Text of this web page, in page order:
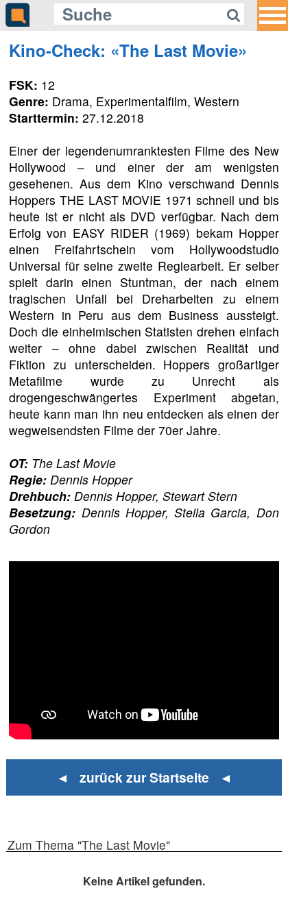
Kino-Check: «The Last Movie»
FSK: 12
Genre: Drama, Experimentalfilm, Western
Starttermin: 27.12.2018
Einer der legendenumranktesten Filme des New
Hollywood – und einer der am wenigsten
gesehenen. Aus dem Kino verschwand Dennis
Hoppers THE LAST MOVIE 1971 schnell und bis
heute ist er nicht als DVD verfügbar. Nach dem
Erfolg von EASY RIDER (1969) bekam Hopper
einen Freifahrtschein vom Hollywoodstudio
Universal für seine zweite Regiearbeit. Er selber
spielt darin einen Stuntman, der nach einem
tragischen Unfall bei Dreharbeiten zu einem
Western in Peru aus dem Business aussteigt.
Doch die einheimischen Statisten drehen einfach
weiter – ohne dabei zwischen Realität und
Fiktion zu unterscheiden. Hoppers großartiger
Metafilme wurde zu Unrecht als
drogengeschwängertes Experiment abgetan,
heute kann man ihn neu entdecken als einen der
wegweisendsten Filme der 70er Jahre.
OT: The Last Movie
Regie: Dennis Hopper
Drehbuch: Dennis Hopper, Stewart Stern
Besetzung: Dennis Hopper, Stella Garcia, Don
Gordon
◄ zurück zur Startseite ◄
Zum Thema "The Last Movie"
Keine Artikel gefunden.